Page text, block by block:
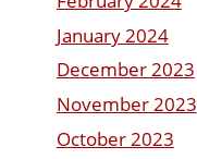
January 2024
December 2023
November 2023
October 2023